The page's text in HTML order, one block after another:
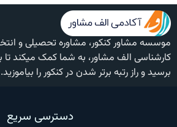
موسسه مشاور کنکور، مشاوره تحصیلی و
کارشناسی الف مشاور، به شما کمک میکند تا
برسید و راز رتبه برتر شدن در کنکور را بیاموزید.
دسترسی سریع